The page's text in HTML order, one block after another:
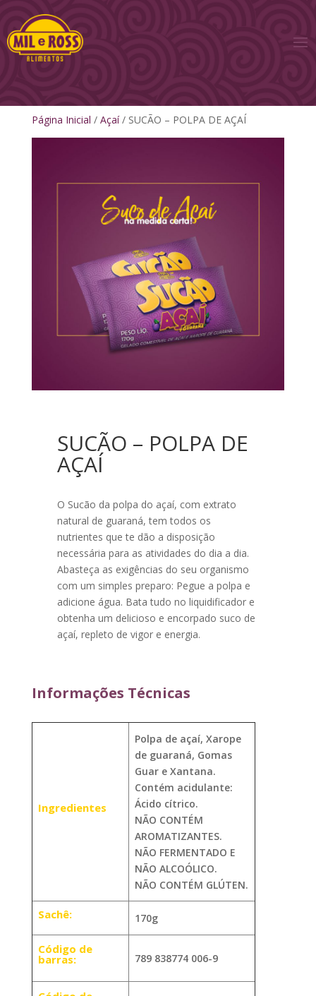
Página Inicial / Açaí/ SUCÃO – POLPA DE AÇAÍ
SUCÃO – POLPA DE
AÇAÍ
O Sucão da polpa do açaí­, com extrato
natural de guaraná, tem todos os
nutrientes que te dão a disposição
necessária para as atividades do dia a dia.
Abasteça as exigências do seu organismo
com um simples preparo: Pegue a polpa e
adicione água. Bata tudo no liquidificador e
obtenha um delicioso e encorpado suco de
açaí, repleto de vigor e energia.
Informações Técnicas
Ingredientes
Polpa de açaí, Xarope
de guaraná, Gomas
Guar e Xantana.
Contém acidulante:
Ácido cítrico.
NÃO CONTÉM
AROMATIZANTES.
NÃO FERMENTADO E
NÃO ALCOÓLICO.
NÃO CONTÉM GLÚTEN.
Sachê: 170g
Código de
barras: 789 838774 006-9